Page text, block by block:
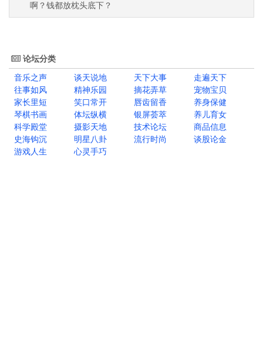
啊？钱都放枕头底下？
论坛分类
音乐之声
谈天说地 天下大事
走遍天下
往事如风
精神乐园 摘花弄草
宠物宝贝
家长里短
笑口常开 唇齿留香
养身保健
琴棋书画
体坛纵横 银屏荟萃
养儿育女
科学殿堂
摄影天地 技术论坛
商品信息
史海钩沉
明星八卦 流行时尚
谈股论金
游戏人生
心灵手巧